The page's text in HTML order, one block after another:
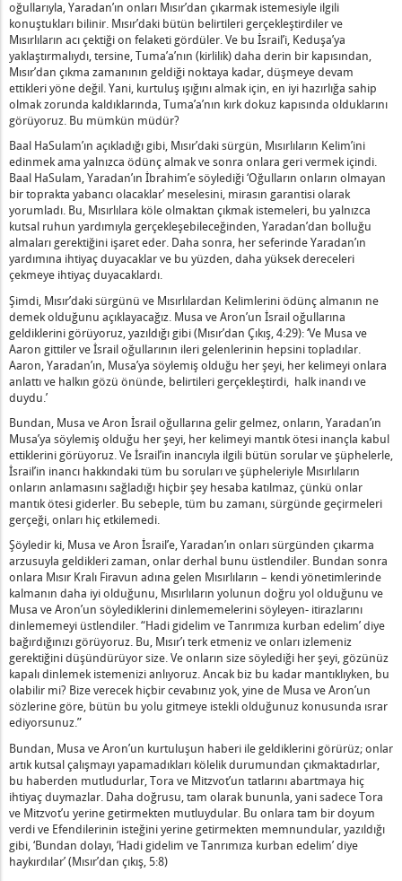
İlgili Kafasının Karışık Olması Ne Anlama Gelir?
Bat Denir?
Üzerine Kaldırmalıyız Ne Anlama Gelir?
İçinde Olması Ne Anlama Gelir?
Nefret Edilenin Oğlu Nedir?
Verildi Ne Demek?
Yapılan Hazırlık Nedir? - 2
Olarak Adlandırılır Ne Demektir?
"Yasa ve Emir" Olması Ne Anlama Gelir?
Kayırması Ne Anlama Gelir?
Gereken Yardım Nedir?
İçin Dua Nedir?
Surette Doğru Hüküm Vermesi Ne Anlama Gelir?
- 2
Fark Nedir?
Sadakanın Kutsal Adı Yapması Ne Anlama Gelir?
Halkların En Küçüğüsünüz’ Nedir?
Şehina Onlarla Beraberdir’ Nedir?
Tadını Çıkaran Kimse" Ne Demektir?
Gidenlerin Dört Niteliği" Nedir?
(Çaprazdır)” Ne Demektir?
İçin,” Nedir?
Tolere Etmez” Nedir?
Kalan Diğer Milletler nedir?
Atfedilen İnsanın Çalışması Nedir?
de Büyür Ne Demektir?
Öğretme Yasağı Nedir?
Hazırlık Nedir?
Olan Birinin İkinci Bir Pesah'a Ertelenmesi Ne Anlama Gelir?
Önce Selam Verme Yasağı Nedir?
Önemi Nedir?
Şekilde Açıklamalı Ne Demektir?
Olması Ne Anlama Gelir?
Etme Yoluyla Olması Ne Demektir?
Acı Çekmesi Ne Anlama Gelir?
oğullarıyla, Yaradan’ın onları Mısır’dan çıkarmak istemesiyle ilgili
konuştukları bilinir. Mısır’daki bütün belirtileri gerçekleştirdiler ve
Mısırlıların acı çektiği on felaketi gördüler. Ve bu İsrail’i, Keduşa’ya
yaklaştırmalıydı, tersine, Tuma’a’nın (kirlilik) daha derin bir kapısından,
Mısır’dan çıkma zamanının geldiği noktaya kadar, düşmeye devam
ettikleri yöne değil. Yani, kurtuluş ışığını almak için, en iyi hazırlığa sahip
olmak zorunda kaldıklarında, Tuma’a’nın kırk dokuz kapısında olduklarını
görüyoruz. Bu mümkün müdür?
Baal HaSulam’ın açıkladığı gibi, Mısır’daki sürgün, Mısırlıların Kelim’ini
edinmek ama yalnızca ödünç almak ve sonra onlara geri vermek içindi.
Baal HaSulam, Yaradan’ın İbrahim’e söylediği ‘Oğulların onların olmayan
bir toprakta yabancı olacaklar’ meselesini, mirasın garantisi olarak
yorumladı. Bu, Mısırlılara köle olmaktan çıkmak istemeleri, bu yalnızca
kutsal ruhun yardımıyla gerçekleşebileceğinden, Yaradan’dan bolluğu
almaları gerektiğini işaret eder. Daha sonra, her seferinde Yaradan’ın
yardımına ihtiyaç duyacaklar ve bu yüzden, daha yüksek dereceleri
çekmeye ihtiyaç duyacaklardı.
Şimdi, Mısır’daki sürgünü ve Mısırlılardan Kelimlerini ödünç almanın ne
demek olduğunu açıklayacağız. Musa ve Aron’un İsrail oğullarına
geldiklerini görüyoruz, yazıldığı gibi (Mısır’dan Çıkış, 4:29): ‘Ve Musa ve
Aaron gittiler ve İsrail oğullarının ileri gelenlerinin hepsini topladılar.
Aaron, Yaradan’ın, Musa’ya söylemiş olduğu her şeyi, her kelimeyi onlara
anlattı ve halkın gözü önünde, belirtileri gerçekleştirdi, halk inandı ve
duydu.’
Bundan, Musa ve Aron İsrail oğullarına gelir gelmez, onların, Yaradan’ın
Musa’ya söylemiş olduğu her şeyi, her kelimeyi mantık ötesi inançla kabul
ettiklerini görüyoruz. Ve İsrail’in inancıyla ilgili bütün sorular ve şüphelerle,
İsrail’in inancı hakkındaki tüm bu soruları ve şüpheleriyle Mısırlıların
onların anlamasını sağladığı hiçbir şey hesaba katılmaz, çünkü onlar
mantık ötesi giderler. Bu sebeple, tüm bu zamanı, sürgünde geçirmeleri
gerçeği, onları hiç etkilemedi.
Şöyledir ki, Musa ve Aron İsrail’e, Yaradan’ın onları sürgünden çıkarma
arzusuyla geldikleri zaman, onlar derhal bunu üstlendiler. Bundan sonra
onlara Mısır Kralı Firavun adına gelen Mısırlıların – kendi yönetimlerinde
kalmanın daha iyi olduğunu, Mısırlıların yolunun doğru yol olduğunu ve
Musa ve Aron’un söylediklerini dinlememelerini söyleyen- itirazlarını
dinlememeyi üstlendiler. “Hadi gidelim ve Tanrımıza kurban edelim’ diye
bağırdığınızı görüyoruz. Bu, Mısır’ı terk etmeniz ve onları izlemeniz
gerektiğini düşündürüyor size. Ve onların size söylediği her şeyi, gözünüz
kapalı dinlemek istemenizi anlıyoruz. Ancak biz bu kadar mantıklıyken, bu
olabilir mi? Bize verecek hiçbir cevabınız yok, yine de Musa ve Aron’un
sözlerine göre, bütün bu yolu gitmeye istekli olduğunuz konusunda ısrar
ediyorsunuz.”
Bundan, Musa ve Aron’un kurtuluşun haberi ile geldiklerini görürüz; onlar
artık kutsal çalışmayı yapamadıkları kölelik durumundan çıkmaktadırlar,
bu haberden mutludurlar, Tora ve Mitzvot’un tatlarını abartmaya hiç
ihtiyaç duymazlar. Daha doğrusu, tam olarak bununla, yani sadece Tora
ve Mitzvot’u yerine getirmekten mutluydular. Bu onlara tam bir doyum
verdi ve Efendilerinin isteğini yerine getirmekten memnundular, yazıldığı
gibi, ‘Bundan dolayı, ‘Hadi gidelim ve Tanrımıza kurban edelim’ diye
haykırdılar’ (Mısır’dan çıkış, 5:8)